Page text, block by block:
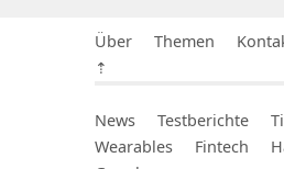
Über Themen
⇡
News Testberichte
Wearables
Fintech